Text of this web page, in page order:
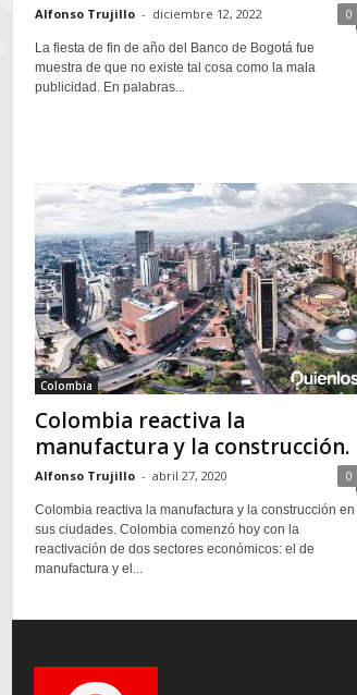
Alfonso Trujillo - diciembre 12, 2022 0
La fiesta de fin de año del Banco de Bogotá fue
muestra de que no existe tal cosa como la mala
publicidad. En palabras...
Colombia
Colombia reactiva la
manufactura y la construcción.
Alfonso Trujillo - abril 27, 2020 0
Colombia reactiva la manufactura y la construcción en
sus ciudades. Colombia comenzó hoy con la
reactivación de dos sectores económicos: el de
manufactura y el...